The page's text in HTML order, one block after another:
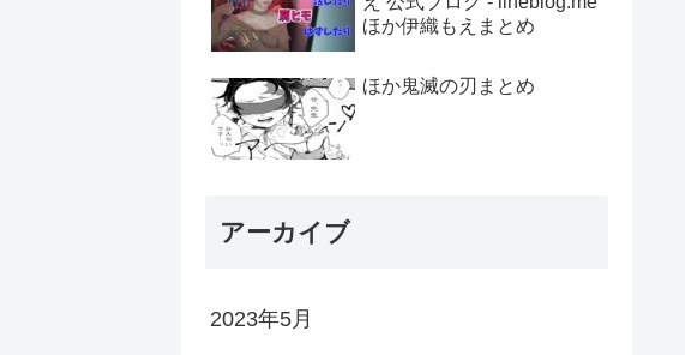
ほか伊織もえまとめ
ほか鬼滅の刃まとめ
アーカイブ
2023年5月